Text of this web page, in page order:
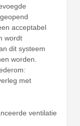
acceptabel
wordt
dit systeem
worden.
met
ventilatie